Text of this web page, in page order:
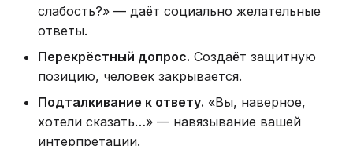
слабость?» — даёт социально желательные
ответы.
Перекрёстный допрос. Создаёт защитную
позицию, человек закрывается.
Подталкивание к ответу. «Вы, наверное,
хотели сказать…» — навязывание вашей
интерпретации.